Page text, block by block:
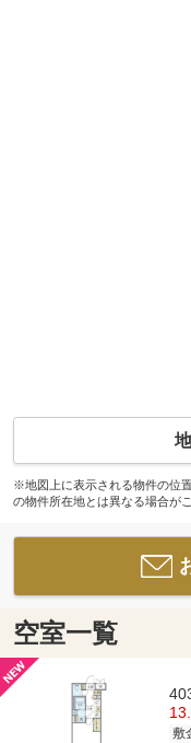
※地図上に表示される物件の位
の物件所在地とは異なる場合が
空室一覧
敷